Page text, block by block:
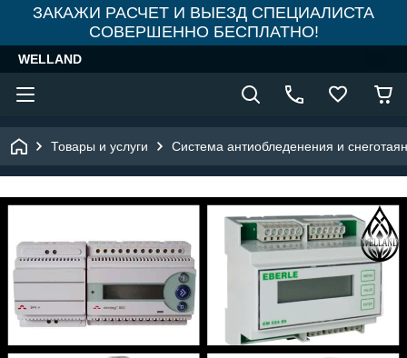
ЗАКАЖИ РАСЧЕТ И ВЫЕЗД СПЕЦИАЛИСТА
СОВЕРШЕННО БЕСПЛАТНО!
WELLAND
Товары и услуги Система антиобледенения и